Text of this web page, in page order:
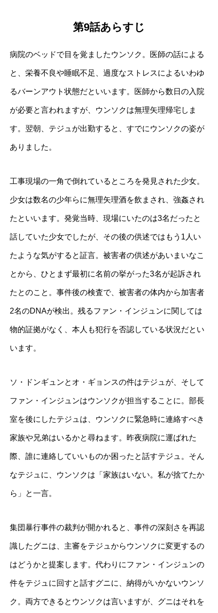
第9話あらすじ
病院のベッドで目を覚ましたウンソク。医師の話による
と、栄養不良や睡眠不足、過度なストレスによるいわゆ
るバーンアウト状態だといいます。医師から数日の入院
が必要と言われますが、ウンソクは無理矢理帰宅しま
す。翌朝、テジュが出勤すると、すでにウンソクの姿が
ありました。
工事現場の一角で倒れているところを発見された少女。
少女は数名の少年らに無理矢理酒を飲まされ、強姦され
たといいます。発覚当時、現場にいたのは3名だったと
話していた少女でしたが、その後の供述ではもう1人い
たような気がすると証言。被害者の供述があいまいなこ
とから、ひとまず最初に名前の挙がった3名が起訴され
たとのこと。事件後の検査で、被害者の体内から加害者
2名のDNAが検出。残るファン・インジュンに関しては
物的証拠がなく、本人も犯行を否認している状況だとい
います。
ソ・ドンギュンとオ・ギョンスの件はテジュが、そして
ファン・インジュンはウンソクが担当することに。部長
室を後にしたテジュは、ウンソクに緊急時に連絡すべき
家族や兄弟はいるかと尋ねます。昨夜病院に運ばれた
際、誰に連絡していいものか困ったと話すテジュ。そん
なテジュに、ウンソクは「家族はいない。私が捨てたか
ら」と一言。
集団暴行事件の裁判が開かれると、事件の深刻さを再認
識したグニは、主審をテジュからウンソクに変更するの
はどうかと提案します。代わりにファン・インジュンの
件をテジュに回すと話すグニに、納得がいかないウンソ
ク。両方できるとウンソクは言いますが、グニはそれを